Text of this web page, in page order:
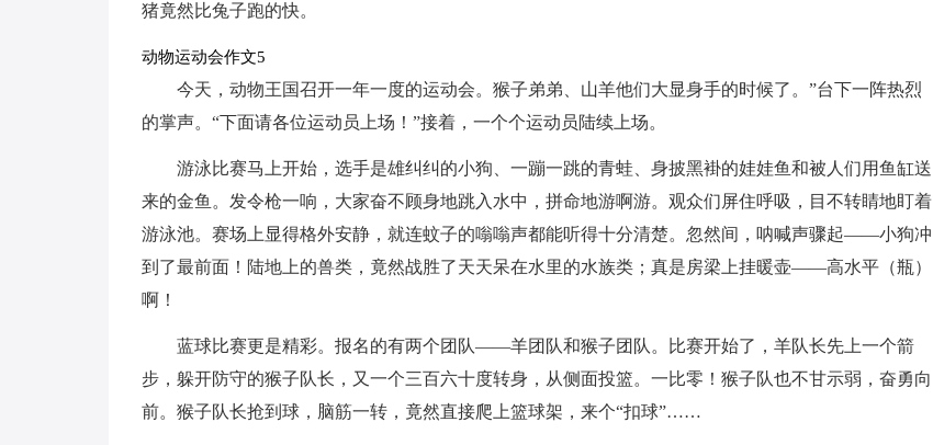
猪竟然比兔子跑的快。
动物运动会作文5
今天，动物王国召开一年一度的运动会。猴子弟弟、山羊他们大显身手的时候了。”台下一阵热烈
的掌声。“下面请各位运动员上场！”接着，一个个运动员陆续上场。
游泳比赛马上开始，选手是雄纠纠的小狗、一蹦一跳的青蛙、身披黑褂的娃娃鱼和被人们用鱼缸送
来的金鱼。发令枪一响，大家奋不顾身地跳入水中，拼命地游啊游。观众们屏住呼吸，目不转睛地盯着
游泳池。赛场上显得格外安静，就连蚊子的嗡嗡声都能听得十分清楚。忽然间，呐喊声骤起——小狗冲
到了最前面！陆地上的兽类，竟然战胜了天天呆在水里的水族类；真是房梁上挂暖壶——高水平（瓶）
啊！
蓝球比赛更是精彩。报名的有两个团队——羊团队和猴子团队。比赛开始了，羊队长先上一个箭
步，躲开防守的猴子队长，又一个三百六十度转身，从侧面投篮。一比零！猴子队也不甘示弱，奋勇向
前。猴子队长抢到球，脑筋一转，竟然直接爬上篮球架，来个“扣球”……